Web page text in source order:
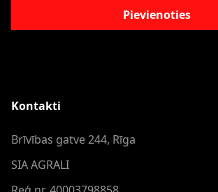
Pievienoties
Kontakti
Brīvības gatve 244, Rīga
SIA AGRALI